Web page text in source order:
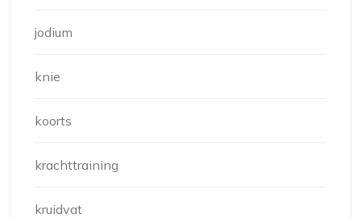
jodium
knie
koorts
krachttraining
kruidvat